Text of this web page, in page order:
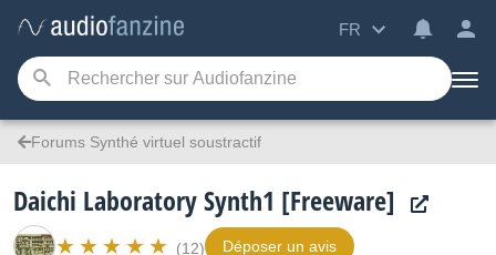
FR
Forums Synthé virtuel soustractif
Daichi Laboratory Synth1 [Freeware]
(12) Déposer un avis